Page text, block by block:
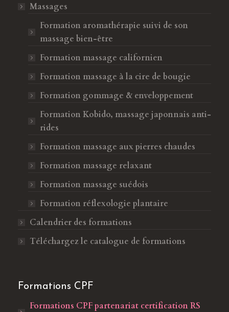
Massages
Formation aromathérapie suivi de son
massage bien-être
Formation massage californien
Formation massage à la cire de bougie
Formation gommage & enveloppement
Formation Kobido, massage japonnais anti-
rides
Formation massage aux pierres chaudes
Formation massage relaxant
Formation massage suédois
Formation réflexologie plantaire
Calendrier des formations
Téléchargez le catalogue de formations
Formations CPF
Formations CPFpartenariat certification RS